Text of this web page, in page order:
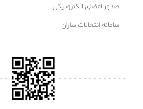
صدور امضای الکترونیکی
سامانه انتخابات ساران